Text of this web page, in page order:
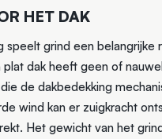
HET DAK
speelt grind een belangrijke
dak heeft geen of
de dakbedekking
wind kan er zuigkracht
Het gewicht van het